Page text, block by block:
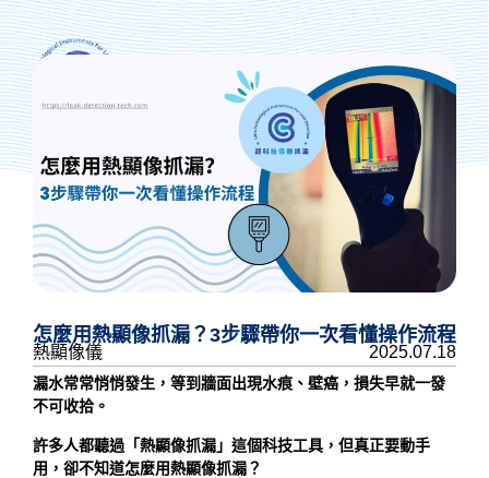
抓漏專人諮詢
怎麼用熱顯像抓漏？3步驟帶你一次看懂操作流程
熱顯像儀 2025.07.18
漏水常常悄悄發生，等到牆面出現水痕、壁癌，損失早就一發
不可收拾。
許多人都聽過「熱顯像抓漏」這個科技工具，但真正要動手
用，卻不知道怎麼用熱顯像抓漏？